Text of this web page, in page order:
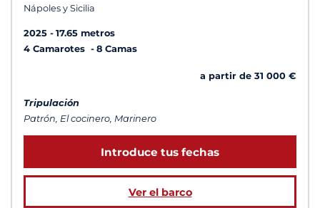
Nápoles y Sicilia
2025
17.65 metros
4 Camarotes
8 Camas
a partir de 31 000 €
Tripulación
Patrón, El cocinero, Marinero
Introduce tus fechas
Ver el barco